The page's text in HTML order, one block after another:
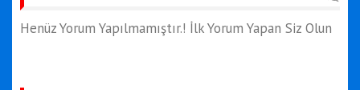
Henüz Yorum Yapılmamıştır.! İlk Yorum Yapan Siz Olun